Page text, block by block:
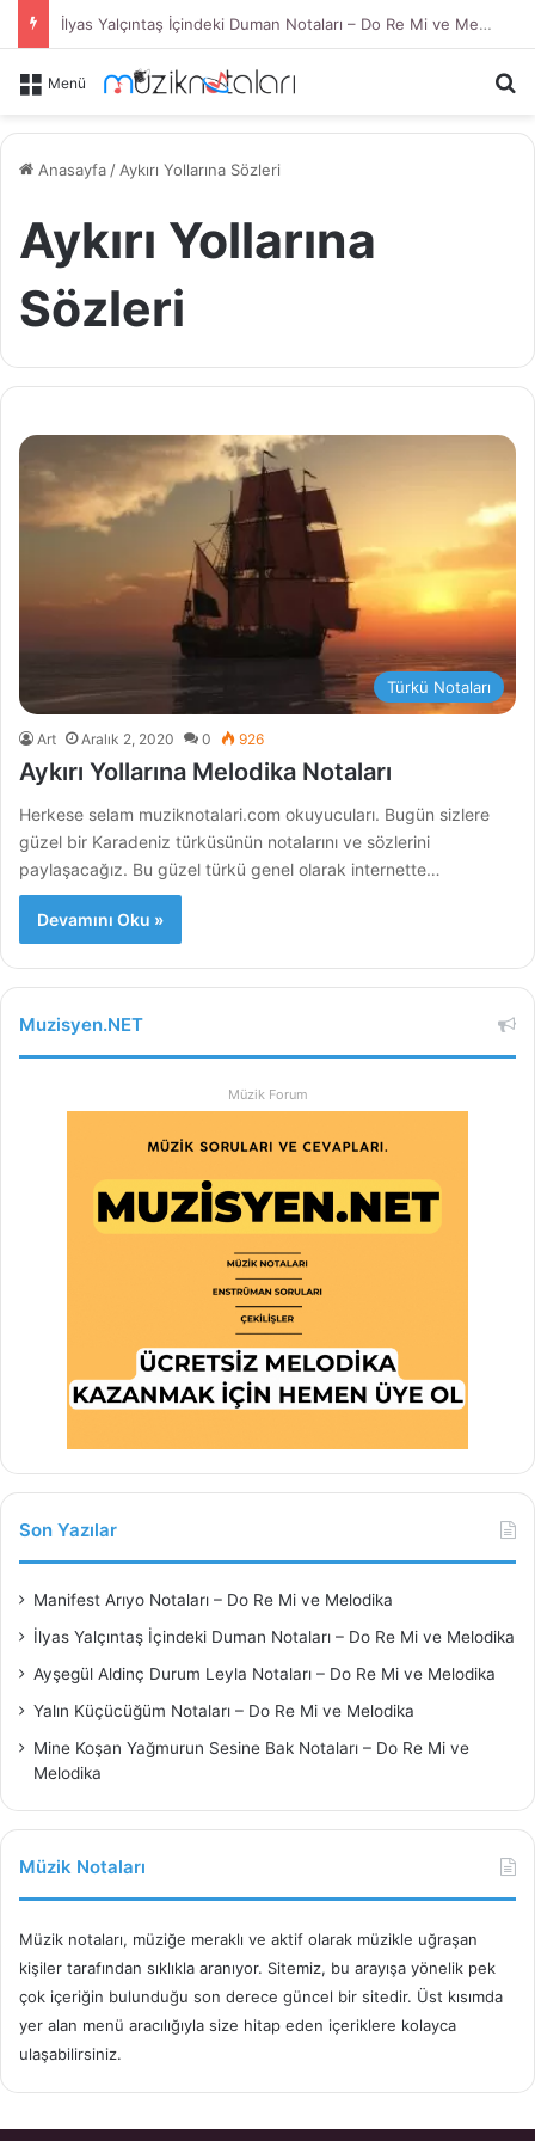
İlyas Yalçıntaş İçindeki Duman Notaları – Do Re Mi ve Melodika
Menü
Anasayfa / Aykırı Yollarına Sözleri
Aykırı Yollarına
Sözleri
Türkü Notaları
Art Aralık 2, 2020 0 926
Aykırı Yollarına Melodika Notaları
Herkese selam muziknotalari.com okuyucuları. Bugün sizlere
güzel bir Karadeniz türküsünün notalarını ve sözlerini
paylaşacağız. Bu güzel türkü genel olarak internette…
Devamını Oku »
Muzisyen.NET
Müzik Forum
Son Yazılar
Manifest Arıyo Notaları – Do Re Mi ve Melodika
İlyas Yalçıntaş İçindeki Duman Notaları – Do Re Mi ve Melodika
Ayşegül Aldinç Durum Leyla Notaları – Do Re Mi ve Melodika
Yalın Küçücüğüm Notaları – Do Re Mi ve Melodika
Mine Koşan Yağmurun Sesine Bak Notaları – Do Re Mi ve
Melodika
Müzik Notaları
Müzik notaları, müziğe meraklı ve aktif olarak müzikle uğraşan
kişiler tarafından sıklıkla aranıyor. Sitemiz, bu arayışa yönelik pek
çok içeriğin bulunduğu son derece güncel bir sitedir. Üst kısımda
yer alan menü aracılığıyla size hitap eden içeriklere kolayca
ulaşabilirsiniz.